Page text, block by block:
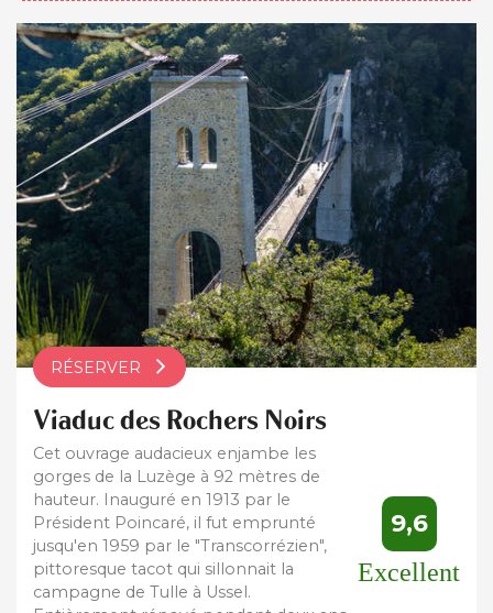
RÉSERVER
Viaduc des Rochers Noirs
Cet ouvrage audacieux enjambe les
gorges de la Luzège à 92 mètres de
hauteur. Inauguré en 1913 par le
Président Poincaré, il fut emprunté
jusqu'en 1959 par le "Transcorrézien",
pittoresque tacot qui sillonnait la
campagne de Tulle à Ussel.
9,6
Excellent